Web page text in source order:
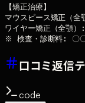
【矯正治療】
マウスピース矯正（全
ワイヤー矯正（全顎）
口コミ返信
code